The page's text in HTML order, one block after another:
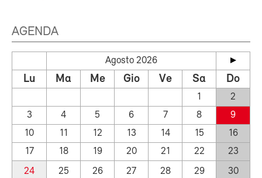
AGENDA
Agosto 2026
Lu Ma Me Gio Ve Sa Do
1
2
3
4 5 6 7 8
9
10
11 12 13 14 15
16
17
18 19 20 21 22
23
24
25 26 27 28 29
30